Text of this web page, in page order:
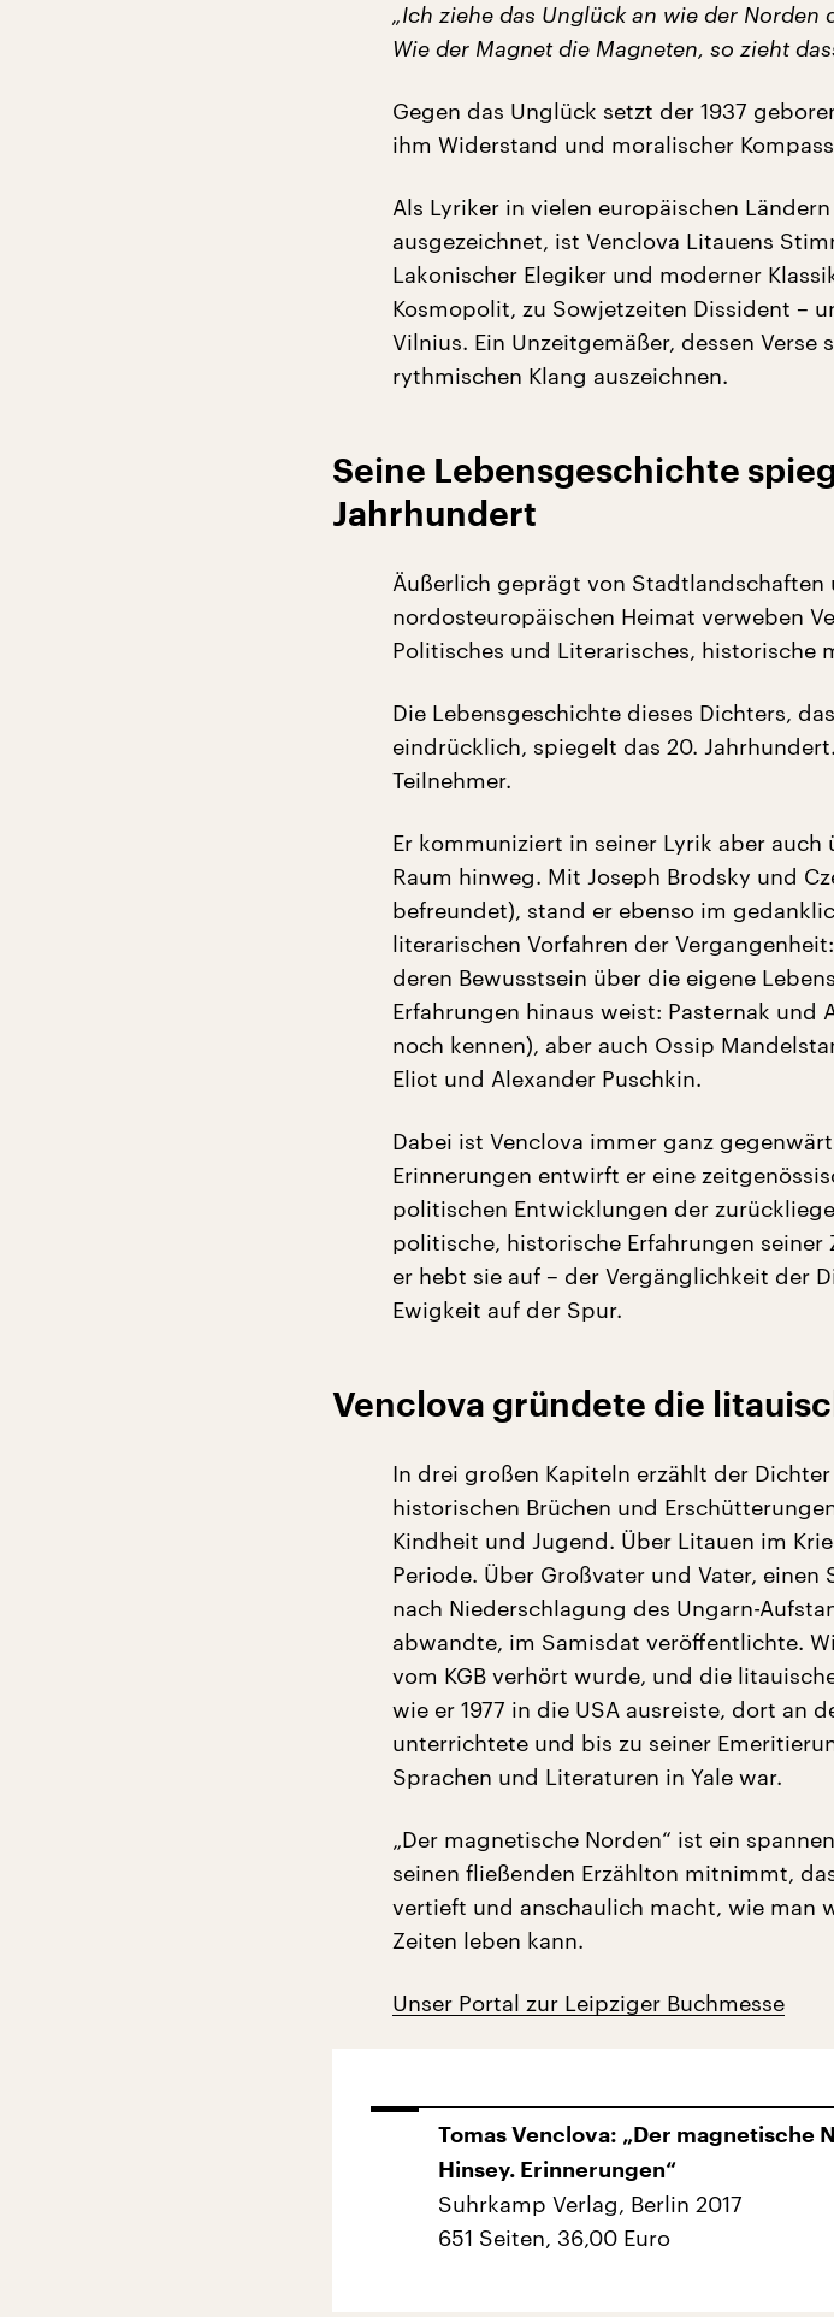
„Ich ziehe das Unglück an wie der Norden
Wie der Magnet die Magneten, so zieht
Gegen das Unglück setzt der 1937
ihm Widerstand und moralischer
Als Lyriker in vielen europäischen
ausgezeichnet, ist Venclova Litauens
Lakonischer Elegiker und moderner
Kosmopolit, zu Sowjetzeiten Dissident –
Vilnius. Ein Unzeitgemäßer, dessen
rythmischen Klang auszeichnen.
Seine Lebensgeschichte
Jahrhundert
Äußerlich geprägt von
nordosteuropäischen Heimat verweben
Politisches und Literarisches, historische
Die Lebensgeschichte dieses Dichters,
eindrücklich, spiegelt das 20.
Teilnehmer.
Er kommuniziert in seiner Lyrik aber auch
Raum hinweg. Mit Joseph Brodsky und
befreundet), stand er ebenso im
literarischen Vorfahren der
deren Bewusstsein über die eigene
Erfahrungen hinaus weist: Pasternak und
noch kennen), aber auch Ossip
Eliot und Alexander Puschkin.
Dabei ist Venclova immer ganz
Erinnerungen entwirft er eine
politischen Entwicklungen der
politische, historische Erfahrungen
er hebt sie auf – der Vergänglichkeit der
Ewigkeit auf der Spur.
Venclova gründete die
In drei großen Kapiteln erzählt der
historischen Brüchen und
Kindheit und Jugend. Über Litauen im
Periode. Über Großvater und Vater,
nach Niederschlagung des Ungarn-
abwandte, im Samisdat veröffentlichte.
vom KGB verhört wurde, und die
wie er 1977 in die USA ausreiste, dort an
unterrichtete und bis zu seiner
Sprachen und Literaturen in Yale war.
„Der magnetische Norden“ ist ein
seinen fließenden Erzählton mitnimmt,
vertieft und anschaulich macht, wie man
Zeiten leben kann.
Unser Portal zur Leipziger Buchmesse
Tomas Venclova: „Der magnetische
Hinsey. Erinnerungen“
Suhrkamp Verlag, Berlin 2017
651 Seiten, 36,00 Euro